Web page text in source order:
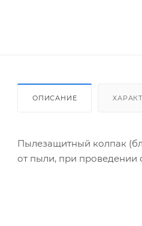
ОПИСАНИЕ
Пылезащитный колпак
от пыли, при проведении